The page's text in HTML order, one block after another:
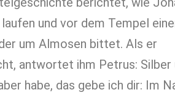
und vor dem Tempel
um Almosen bittet. Als er
antwortet ihm Petrus: Silber
habe, das gebe ich dir: Im